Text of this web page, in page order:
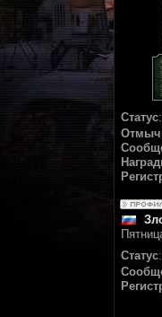
Статус:
Статус: